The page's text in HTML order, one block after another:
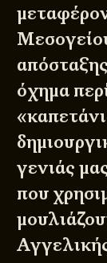
όχημα
γενιάς
που